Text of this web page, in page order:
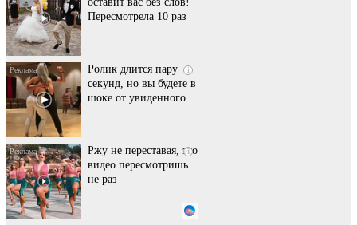
Пересмотрела 10 раз
i
Ролик длится пару
секунд, но вы будете в
шоке от увиденного
i
Ржу не переставая, это
видео пересмотришь
не раз